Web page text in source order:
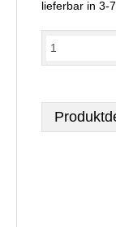
lieferbar in 3-